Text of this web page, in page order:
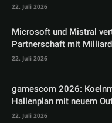
22. Juli 2026
Microsoft und Mistral
Partnerschaft mit
22. Juli 2026
gamescom 2026:
Hallenplan mit neuem
22. Juli 2026